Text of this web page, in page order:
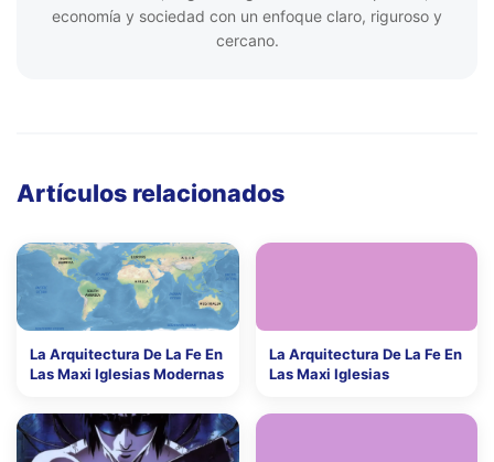
economía y sociedad con un enfoque claro, riguroso y
cercano.
Artículos relacionados
La Arquitectura De La Fe En
Las Maxi Iglesias Modernas
La Arquitectura De La Fe En
Las Maxi Iglesias